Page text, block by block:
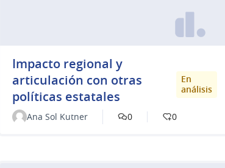
Impacto regional y
articulación con otras
políticas estatales
En
análisis
Ana Sol Kutner 0 0